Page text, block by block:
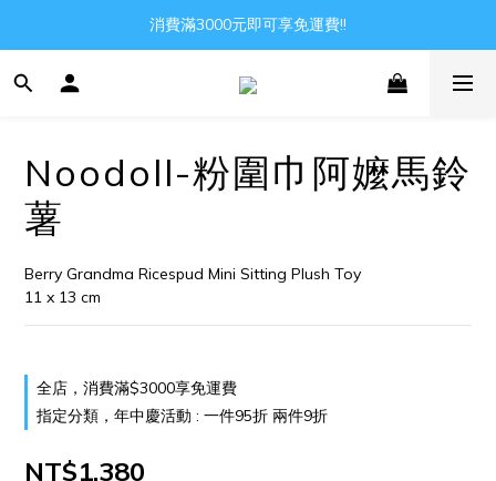
Gather all the joys in the world
消費滿3000元即可享免運費!!
Gather all the joys in the world
Noodoll-粉圍巾阿嬤馬鈴
薯
Berry Grandma Ricespud Mini Sitting Plush Toy
11 x 13 cm
全店，消費滿$3000享免運費
指定分類，年中慶活動 : 一件95折 兩件9折
NT$1,380